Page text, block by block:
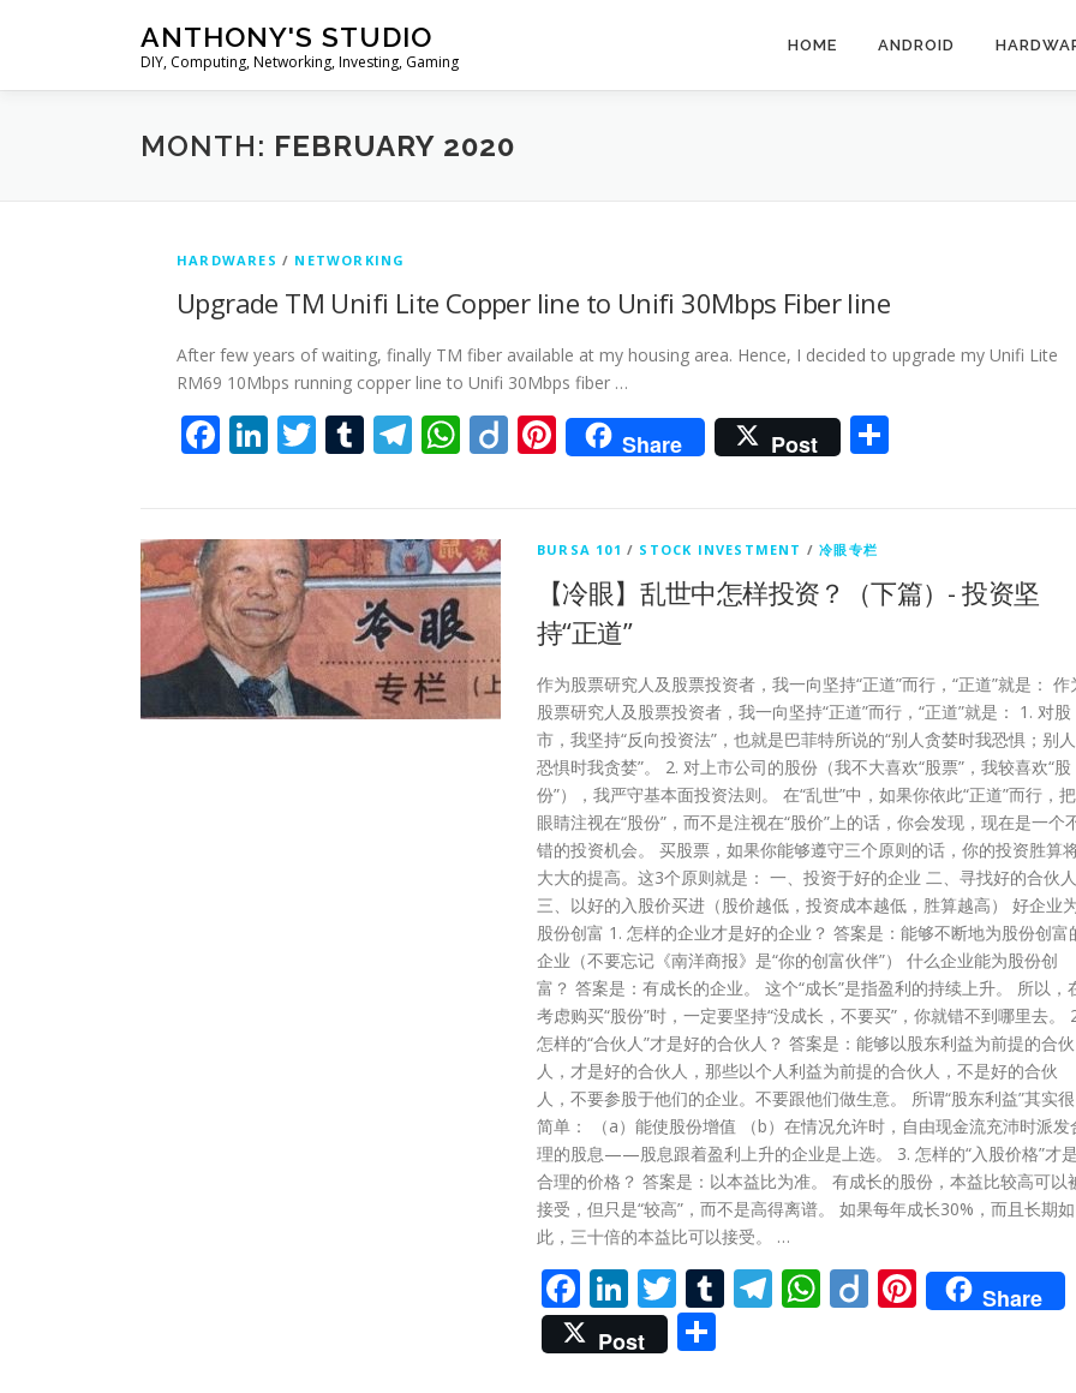
ANTHONY'S STUDIO
DIY, Computing, Networking, Investing, Gaming
HOME ANDROID
MONTH: FEBRUARY 2020
HARDWARES / NETWORKING
Upgrade TM Unifi Lite Copper line to Unifi 30Mbps Fiber line
After few years of waiting, finally TM fiber available at my housing area. Hence, I decided to upgrade my Unifi Lite
RM69 10Mbps running copper line to Unifi 30Mbps fiber …
Facebook
LinkedIn
Twitter
Tumblr
Telegram
WhatsApp
DiigoPinterest
Share Post
BURSA 101 / STOCK INVESTMENT /冷眼专栏
【冷眼】乱世中怎样投资？（下篇）- 投资坚
持“正道”
作为股票研究人及股票投资者，我一向坚持“正道”而行，“正道”就是： 作
股票研究人及股票投资者，我一向坚持“正道”而行，“正道”就是： 1. 对股
市，我坚持“反向投资法”，也就是巴菲特所说的“别人贪婪时我恐惧；别人
恐惧时我贪婪”。 2. 对上市公司的股份（我不大喜欢“股票”，我较喜欢“股
份”），我严守基本面投资法则。 在“乱世”中，如果你依此“正道”而行，把
眼睛注视在“股份”，而不是注视在“股价”上的话，你会发现，现在是一个
错的投资机会。 买股票，如果你能够遵守三个原则的话，你的投资胜算
大大的提高。这3个原则就是： 一、投资于好的企业 二、寻找好的合伙人
三、以好的入股价买进（股价越低，投资成本越低，胜算越高） 好企业
股份创富 1. 怎样的企业才是好的企业？ 答案是：能够不断地为股份创富
企业（不要忘记《南洋商报》是“你的创富伙伴”） 什么企业能为股份创
富？ 答案是：有成长的企业。 这个“成长”是指盈利的持续上升。 所以，
考虑购买“股份”时，一定要坚持“没成长，不要买”，你就错不到哪里去。
怎样的“合伙人”才是好的合伙人？ 答案是：能够以股东利益为前提的合伙
人，才是好的合伙人，那些以个人利益为前提的合伙人，不是好的合伙
人，不要参股于他们的企业。不要跟他们做生意。 所谓“股东利益”其实很
简单： （a）能使股份增值 （b）在情况允许时，自由现金流充沛时派发
理的股息——股息跟着盈利上升的企业是上选。 3. 怎样的“入股价格”才是
合理的价格？ 答案是：以本益比为准。 有成长的股份，本益比较高可以
接受，但只是“较高”，而不是高得离谱。 如果每年成长30%，而且长期如
此，三十倍的本益比可以接受。 …
Facebook
LinkedIn
Twitter
Tumblr
Telegram
WhatsApp
DiigoPinterest
Share
Post